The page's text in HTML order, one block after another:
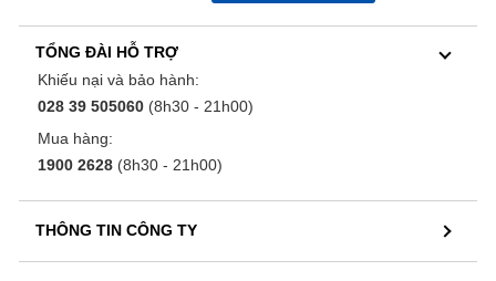
TỔNG ĐÀI HỖ TRỢ
Khiếu nại và bảo hành:
028 39 505060 (8h30 - 21h00)
Mua hàng:
1900 2628 (8h30 - 21h00)
THÔNG TIN CÔNG TY